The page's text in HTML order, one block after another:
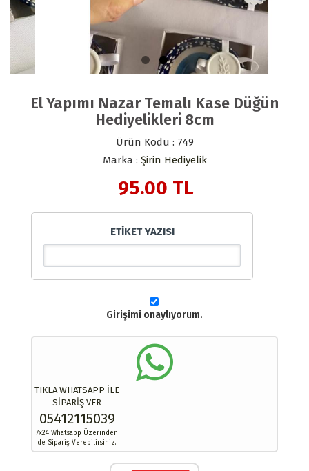
El Yapımı Nazar Temalı Kase Düğün
Hediyelikleri 8cm
Ürün Kodu : 749
Marka : Şirin Hediyelik
95.00 TL
ETİKET YAZISI
Girişimi onaylıyorum.
TIKLA WHATSAPP İLE
SİPARİŞ VER
05412115039
7x24 Whatsapp Üzerinden
de Sipariş Verebilirsiniz.